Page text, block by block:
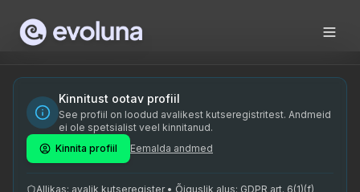
Radi Ni, PhD, is a seasoned acupuncturist who provides
Radi Ni on spetsialiseerunud akupunktuurile,
akupunktuur, toitumisnõustamine, joogateraapia, hiina
Kinnitust ootav profiil
See profiil on loodud avalikest kutseregistritest. Andmeid
ei ole spetsialist veel kinnitanud.
Kinnita profiil
Eemalda andmed
Allikas: avalik kutseregister • Õiguslik alus: GDPR art. 6(1)(f)